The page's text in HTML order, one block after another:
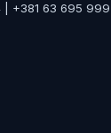
| +381 63 695 999